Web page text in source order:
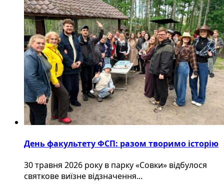
День факультету ФСП: разом творимо історію
30 травня 2026 року в парку «Совки» відбулося
святкове виїзне відзначення...